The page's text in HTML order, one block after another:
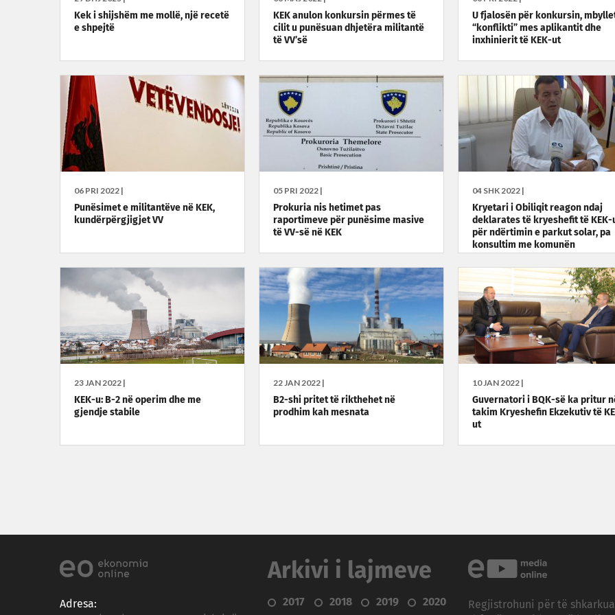
Kek i shijshëm me mollë, një recetë
e shpejtë
KEK anulon konkursin përmes të
cilit u punësuan dhjetëra militantë
të VV’së
U fjalosën për konkursin,
“konflikti” mes aplikantit dhe
inxhinierit të KEK-ut
06 PRI 2022 |
Punësimet e militantëve në KEK,
kundërpërgjigjet VV
05 PRI 2022 |
Prokuria nis hetimet pas
raportimeve për punësime masive
të VV-së në KEK
04 SHK 2022 |
Kryetari i Obiliqit reagon ndaj
deklarates të kryeshefit të KEK-
për ndërtimin e parkut solar, pa
konsultim me komunën
23 JAN 2022 |
KEK-u: B-2 në operim dhe me
gjendje stabile
22 JAN 2022 |
B2-shi pritet të rikthehet në
prodhim kah mesnata
10 JAN 2022 |
Guvernatori i BQK-së ka pritur
takim Kryeshefin Ekzekutiv të
ut
Adresa:
Arkivi i lajmeve
2017 2018 2019
2020
Regjistrohuni për të